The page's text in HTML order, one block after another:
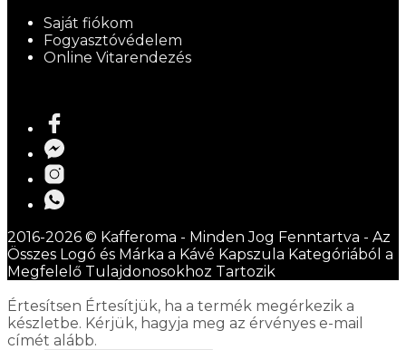
Saját fiókom
Fogyasztóvédelem
Online Vitarendezés
2016-2026 © Kafferoma - Minden Jog Fenntartva - Az
Összes Logó és Márka a Kávé Kapszula Kategóriából a
Megfelelő Tulajdonosokhoz Tartozik
Értesítsen Értesítjük, ha a termék megérkezik a
készletbe. Kérjük, hagyja meg az érvényes e-mail
címét alább.